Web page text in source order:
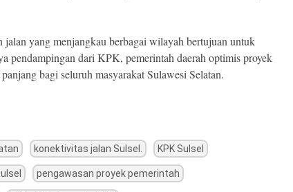
yang menjangkau berbagai wilayah bertujuan untuk
pendampingan dari KPK, pemerintah daerah optimis proyek
bagi seluruh masyarakat Sulawesi Selatan.
konektivitas jalan Sulsel. KPK Sulsel
pengawasan proyek pemerintah